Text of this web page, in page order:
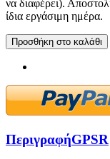
να διαφέρει).
ίδια εργάσιμη ημέρα.
Προσθήκη στο καλάθι
ΠεριγραφήGPSR